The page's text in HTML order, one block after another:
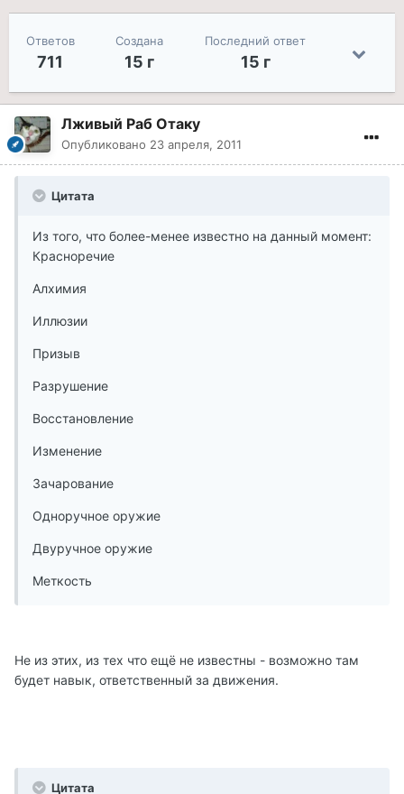
Ответов
711
Создана
15 г
Последний ответ
15 г
Лживый Раб Отаку
Опубликовано 23 апреля, 2011
Цитата
Из того, что более-менее известно на данный момент:
Красноречие
Алхимия
Иллюзии
Призыв
Разрушение
Восстановление
Изменение
Зачарование
Одноручное оружие
Двуручное оружие
Меткость
Не из этих, из тех что ещё не известны - возможно там
будет навык, ответственный за движения.
Цитата